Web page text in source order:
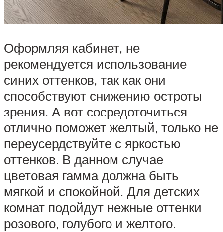
Оформляя кабинет, не
рекомендуется использование
синих оттенков, так как они
способствуют снижению остроты
зрения. А вот сосредоточиться
отлично поможет желтый, только не
переусердствуйте с яркостью
оттенков. В данном случае
цветовая гамма должна быть
мягкой и спокойной. Для детских
комнат подойдут нежные оттенки
розового, голубого и желтого.